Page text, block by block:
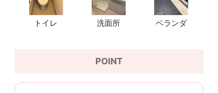
トイレ 洗面所 ベランダ
POINT